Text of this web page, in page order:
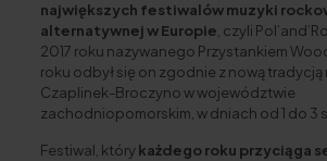
największych festiwalów muzyki
alternatywnej w Europie , czyli
2017 roku nazywanego Przystankiem
roku odbył się on zgodnie z nową tradycją
Czaplinek-Broczyno w województwie
zachodniopomorskim, w dniach od 1 do 3
Festiwal, którykażdego roku przyciąga